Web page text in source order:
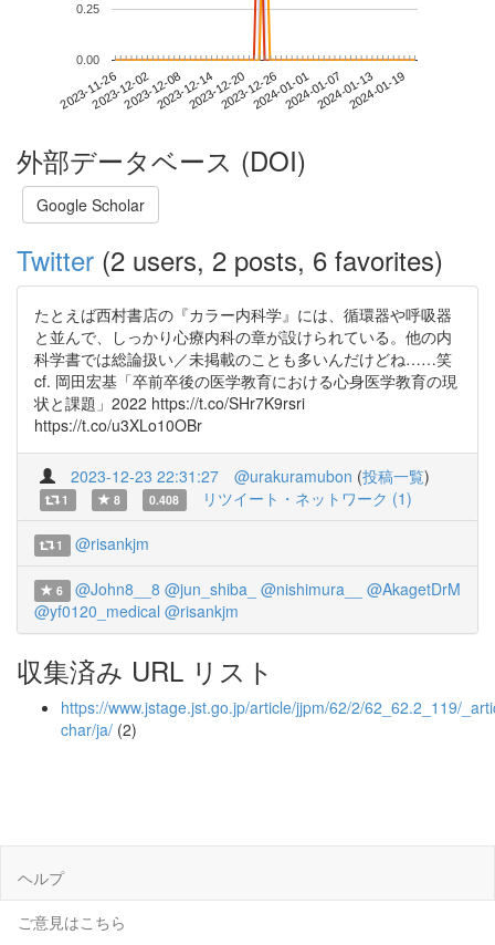
2023-11-262023-12-022023-12-082023-12-142023-12-202023-12-262024-01-012024-01-072024-01-132024-01-19
0.00
0.25
外部データベース (DOI)
Google Scholar
Twitter (2 users, 2 posts, 6 favorites)
たとえば西村書店の『カラー内科学』には、循環器や呼吸器
と並んで、しっかり心療内科の章が設けられている。他の内
科学書では総論扱い／未掲載のことも多いんだけどね……笑
cf. 岡田宏基「卒前卒後の医学教育における心身医学教育の現
状と課題」2022 https://t.co/SHr7K9rsri
https://t.co/u3XLo10OBr
2023-12-23 22:31:27 @urakuramubon (投稿一覧)
1 8 0.408 リツイート・ネットワーク (1)
1 @risankjm
6 @John8__8 @jun_shiba_ @nishimura__
@AkagetDrM
@yf0120_medical @risankjm
収集済み URL リスト
https://www.jstage.jst.go.jp/article/jjpm/62/2/62_62.2_119/
char/ja/ (2)
ヘルプ
ご意見はこちら